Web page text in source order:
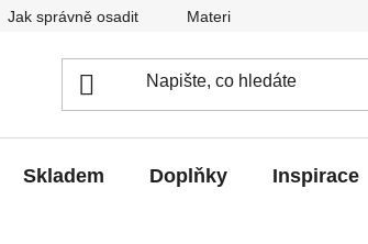
Jak správně osadit Materiál
Skladem Doplňky Inspirace